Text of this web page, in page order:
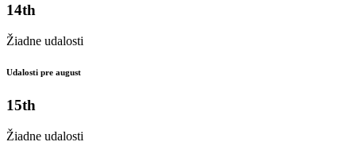
14th
Žiadne udalosti
Udalosti pre august
15th
Žiadne udalosti